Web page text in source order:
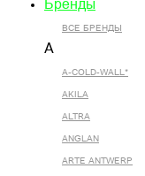
Бренды
ВСЕ БРЕНДЫ
A
A-COLD-WALL*
AKILA
ALTRA
ANGLAN
ARTE ANTWERP